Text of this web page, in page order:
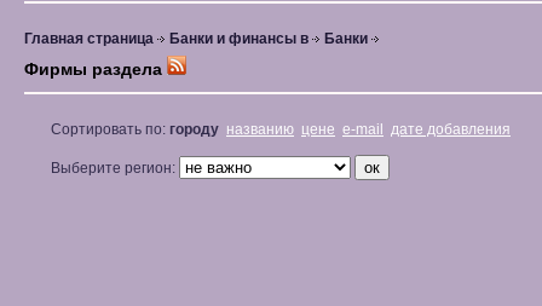
Главная страница Банки и финансы в Банки
Фирмы раздела
Сортировать по: городу названию цене e-mail дате добавления
Выберите регион: